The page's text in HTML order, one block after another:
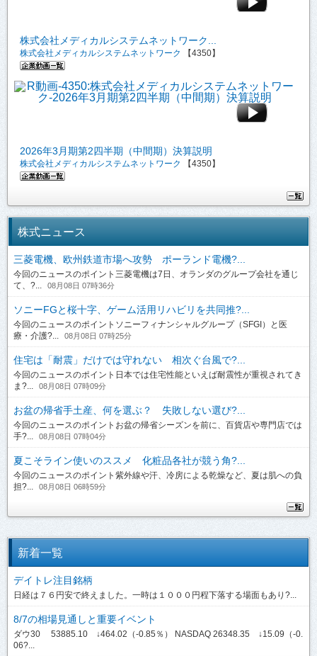
株式会社メディカルシステムネットワーク...
株式会社メディカルシステムネットワーク 【4350】
2026年3月期第2四半期（中間期）決算説明
株式会社メディカルシステムネットワーク 【4350】
株式ニュース
三菱電機、欧州鉄道市場へ攻勢 ポーランド電機?...
今回のニュースのポイント三菱電機は7日、オランダのグループ会社を通じ
て、?...
08月08日 07時36分
ソニーFGと桜十字、ゲーム活用リハビリを共同推?...
今回のニュースのポイントソニーフィナンシャルグループ（SFGI）と医
療・介護?...
08月08日 07時25分
住宅は「耐震」だけでは守れない 相次ぐ台風で?...
今回のニュースのポイント日本では住宅性能といえば耐震性が重視されてき
ま?...
08月08日 07時09分
お盆の帰省手土産、何を選ぶ？ 失敗しない選び?...
今回のニュースのポイントお盆の帰省シーズンを前に、百貨店や専門店では
手?...
08月08日 07時04分
夏こそライン使いのススメ 化粧品各社が競う角?...
今回のニュースのポイント紫外線や汗、冷房による乾燥など、夏は肌への負
担?...
08月08日 06時59分
新着一覧
デイトレ注目銘柄
日経は７６円安で終えました。一時は１０００円程下落する場面もあり?...
8/7の相場見通しと重要イベント
ダウ30 53885.10 ↓464.02（-0.85％） NASDAQ 26348.35 ↓15.09（-0.
06?...